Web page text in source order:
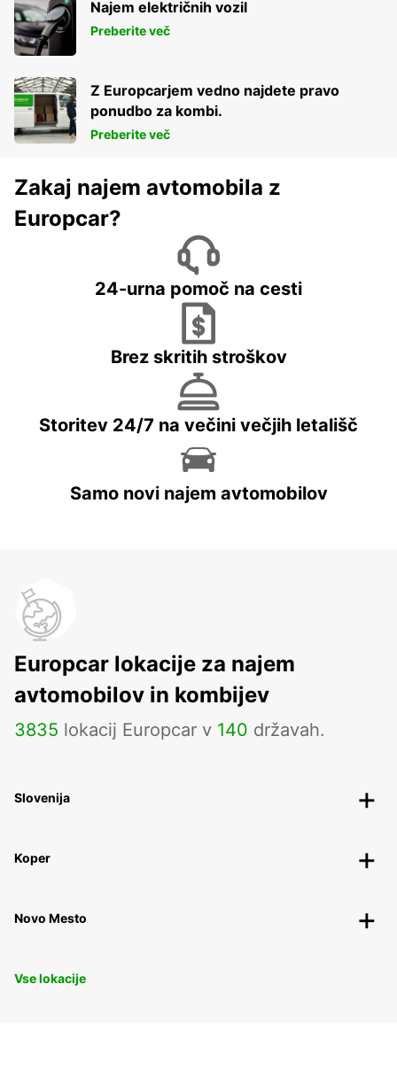
Najem električnih vozil
Preberite več
Z Europcarjem vedno najdete pravo
ponudbo za kombi.
Preberite več
Zakaj najem avtomobila z
Europcar?
24-urna pomoč na cesti
Brez skritih stroškov
Storitev 24/7 na večini večjih letališč
Samo novi najem avtomobilov
Europcar lokacije za najem
avtomobilov in kombijev
3835 lokacij Europcar v 140 državah.
Slovenija
Koper
Novo Mesto
Vse lokacije